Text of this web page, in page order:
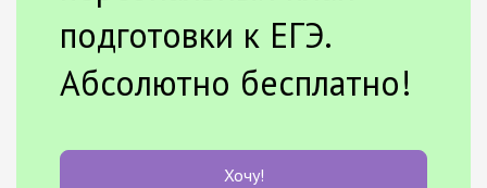
подготовки к ЕГЭ.
Абсолютно бесплатно!
Хочу!